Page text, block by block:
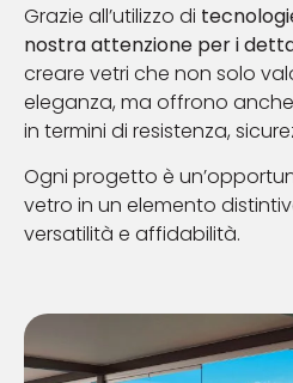
Grazie all’utilizzo di
nostra attenzione per i
creare vetri che non solo
eleganza, ma offrono
in termini di resistenza,
Ogni progetto è
vetro in un elemento
versatilità e affidabilità.